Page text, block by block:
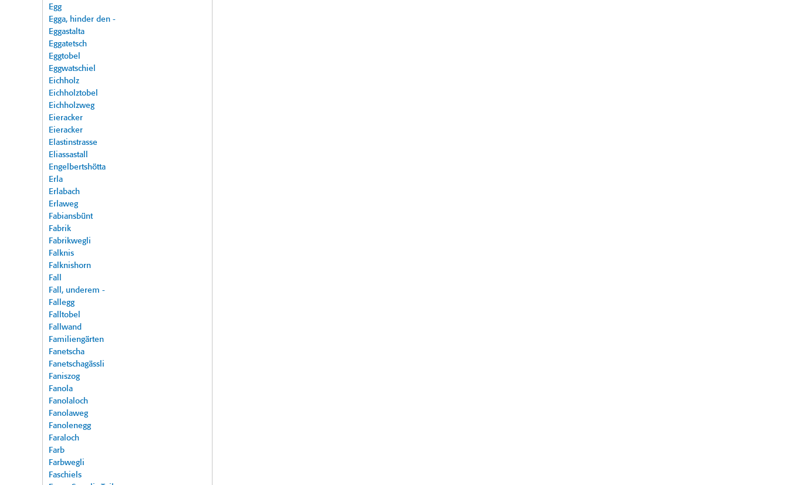
Egg
Egga, hinder den -
Eggastalta
Eggatetsch
Eggtobel
Eggwatschiel
Eichholz
Eichholztobel
Eichholzweg
Eieracker
Eieracker
Elastinstrasse
Eliassastall
Engelbertshötta
Erla
Erlabach
Erlaweg
Fabiansbünt
Fabrik
Fabrikwegli
Falknis
Falknishorn
Fall
Fall, underem -
Fallegg
Falltobel
Fallwand
Familiengärten
Fanetscha
Fanetschagässli
Faniszog
Fanola
Fanolaloch
Fanolaweg
Fanolenegg
Faraloch
Farb
Farbwegli
Faschiels